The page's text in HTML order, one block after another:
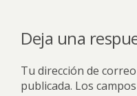
Deja una
Tu dirección de
publicada. Los